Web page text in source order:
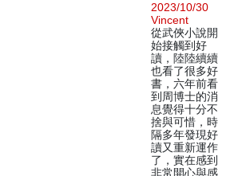
2023/10/30
Vincent
從武俠小說開
始接觸到好
讀，陸陸續續
也看了很多好
書，六年前看
到周博士的消
息覺得十分不
捨與可惜，時
隔多年發現好
讀又重新運作
了，實在感到
非常開心與感